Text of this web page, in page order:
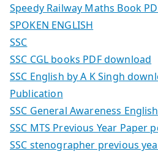
Speedy Railway Maths Book
SPOKEN ENGLISH
SSC
SSC CGL books PDF download
SSC English by A K Singh
Publication
SSC General Awareness
SSC MTS Previous Year Paper
SSC stenographer previous